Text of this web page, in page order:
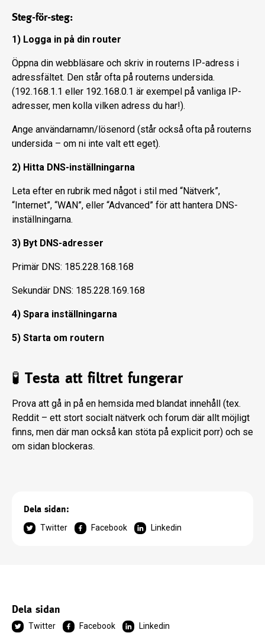
Steg-för-steg:
1) Logga in på din router
Öppna din webbläsare och skriv in routerns IP-adress i
adressfältet. Den står ofta på routerns undersida.
(192.168.1.1 eller 192.168.0.1 är exempel på vanliga IP-
adresser, men kolla vilken adress du har!).
Ange användarnamn/lösenord (står också ofta på routerns
undersida – om ni inte valt ett eget).
2) Hitta DNS-inställningarna
Leta efter en rubrik med något i stil med “Nätverk”,
“Internet”, “WAN”, eller “Advanced” för att hantera DNS-
inställningarna.
3) Byt DNS-adresser
Primär DNS: 185.228.168.168
Sekundär DNS: 185.228.169.168
4) Spara inställningarna
5) Starta om routern
🧪 Testa att filtret fungerar
Prova att gå in på en hemsida med blandat innehåll (tex.
Reddit – ett stort socialt nätverk och forum där allt möjligt
finns, men där man också kan stöta på explicit porr) och se
om sidan blockeras.
Dela sidan:
Twitter Facebook Linkedin
Dela sidan
Twitter Facebook Linkedin